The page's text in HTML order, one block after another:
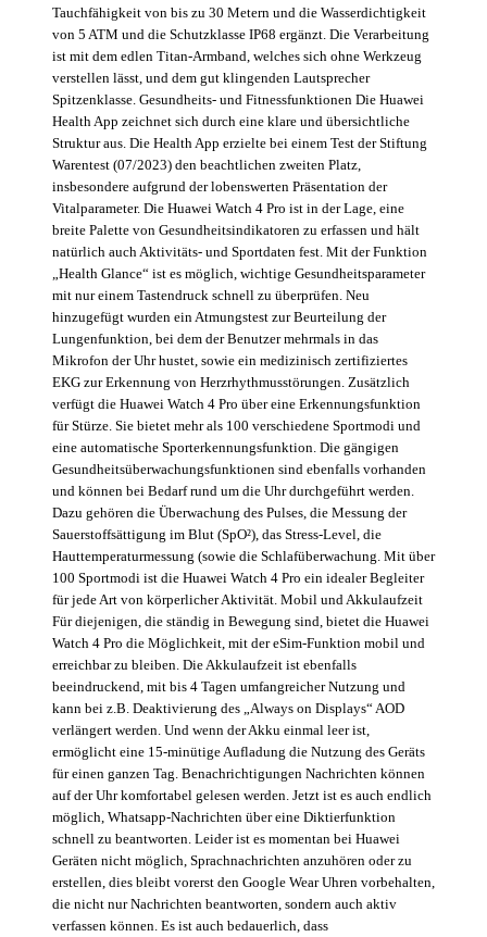
Tauchfähigkeit von bis zu 30 Metern und die Wasserdichtigkeit
von 5 ATM und die Schutzklasse IP68 ergänzt. Die Verarbeitung
ist mit dem edlen Titan-Armband, welches sich ohne Werkzeug
verstellen lässt, und dem gut klingenden Lautsprecher
Spitzenklasse. Gesundheits- und Fitnessfunktionen Die Huawei
Health App zeichnet sich durch eine klare und übersichtliche
Struktur aus. Die Health App erzielte bei einem Test der Stiftung
Warentest (07/2023) den beachtlichen zweiten Platz,
insbesondere aufgrund der lobenswerten Präsentation der
Vitalparameter. Die Huawei Watch 4 Pro ist in der Lage, eine
breite Palette von Gesundheitsindikatoren zu erfassen und hält
natürlich auch Aktivitäts- und Sportdaten fest. Mit der Funktion
„Health Glance“ ist es möglich, wichtige Gesundheitsparameter
mit nur einem Tastendruck schnell zu überprüfen. Neu
hinzugefügt wurden ein Atmungstest zur Beurteilung der
Lungenfunktion, bei dem der Benutzer mehrmals in das
Mikrofon der Uhr hustet, sowie ein medizinisch zertifiziertes
EKG zur Erkennung von Herzrhythmusstörungen. Zusätzlich
verfügt die Huawei Watch 4 Pro über eine Erkennungsfunktion
für Stürze. Sie bietet mehr als 100 verschiedene Sportmodi und
eine automatische Sporterkennungsfunktion. Die gängigen
Gesundheitsüberwachungsfunktionen sind ebenfalls vorhanden
und können bei Bedarf rund um die Uhr durchgeführt werden.
Dazu gehören die Überwachung des Pulses, die Messung der
Sauerstoffsättigung im Blut (SpO²), das Stress-Level, die
Hauttemperaturmessung (sowie die Schlafüberwachung. Mit über
100 Sportmodi ist die Huawei Watch 4 Pro ein idealer Begleiter
für jede Art von körperlicher Aktivität. Mobil und Akkulaufzeit
Für diejenigen, die ständig in Bewegung sind, bietet die Huawei
Watch 4 Pro die Möglichkeit, mit der eSim-Funktion mobil und
erreichbar zu bleiben. Die Akkulaufzeit ist ebenfalls
beeindruckend, mit bis 4 Tagen umfangreicher Nutzung und
kann bei z.B. Deaktivierung des „Always on Displays“ AOD
verlängert werden. Und wenn der Akku einmal leer ist,
ermöglicht eine 15-minütige Aufladung die Nutzung des Geräts
für einen ganzen Tag. Benachrichtigungen Nachrichten können
auf der Uhr komfortabel gelesen werden. Jetzt ist es auch endlich
möglich, Whatsapp-Nachrichten über eine Diktierfunktion
schnell zu beantworten. Leider ist es momentan bei Huawei
Geräten nicht möglich, Sprachnachrichten anzuhören oder zu
erstellen, dies bleibt vorerst den Google Wear Uhren vorbehalten,
die nicht nur Nachrichten beantworten, sondern auch aktiv
verfassen können. Es ist auch bedauerlich, dass